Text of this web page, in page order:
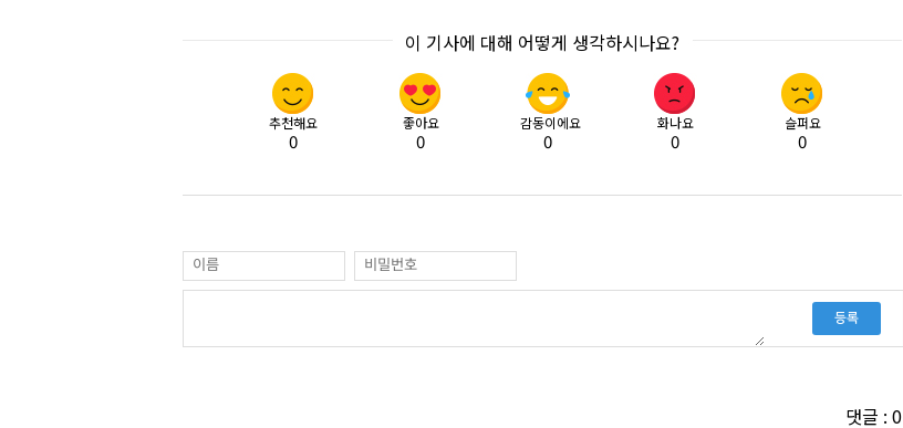
이 기사에 대해 어떻게 생각하시나요?
추천해요
0
좋아요
0
감동이에요
0
화나요
0
슬퍼요
0
등록
댓글 : 0